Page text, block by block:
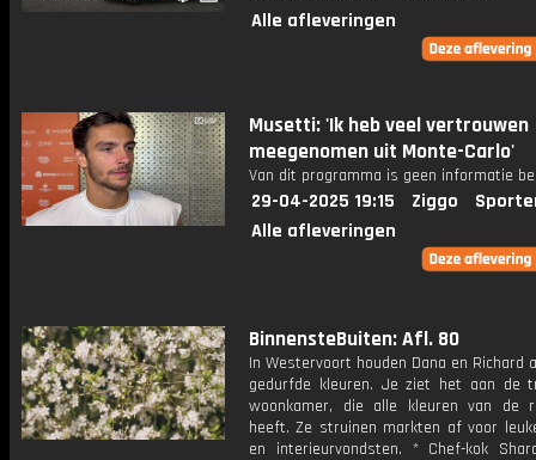
Alle afleveringen
Musetti: 'Ik heb veel vertrouwen
meegenomen uit Monte-Carlo'
Van dit programma is geen informatie
29-04-2025 19:15 Ziggo
Alle afleveringen
BinnensteBuiten: Afl. 80
In Westervoort houden Dana en Richard
gedurfde kleuren. Je ziet het aan de
woonkamer, die alle kleuren van de
heeft. Ze struinen markten af voor
en interieurvondsten. * Chef-kok